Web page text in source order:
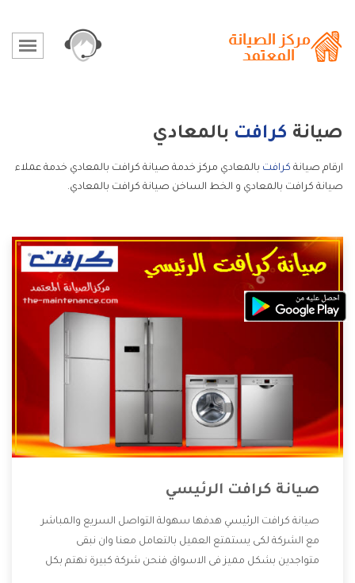
صيانة كرافت بالمعادي
ارقام صيانة كرافت بالمعادي مركز خدمة صيانة كرافت بالمعادي خدمة عملاء
صيانة كرافت بالمعادي و الخط الساخن صيانة كرافت بالمعادي.
صيانة كرافت الرئيسي
صيانة كرافت الرئيسي هدفها سهولة التواصل السريع والمباشر
مع الشركة لكى يستمتع العميل بالتعامل معنا وان نبقى
متواجدين بشكل مميز فى الاسواق فنحن شركة كبيرة نهتم بكل